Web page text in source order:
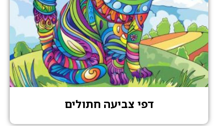
דפי צביעה חתולים